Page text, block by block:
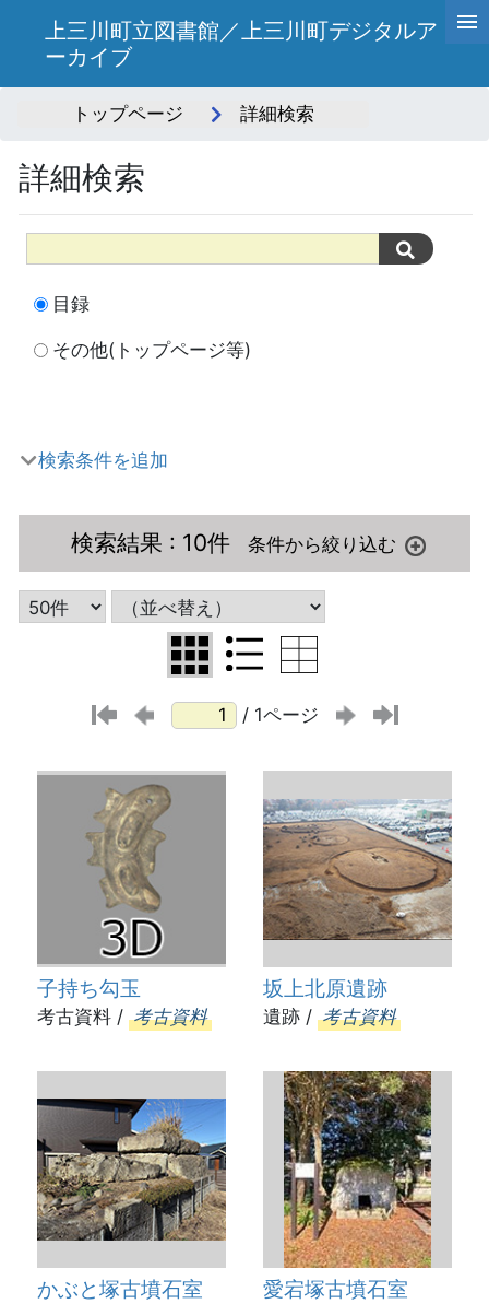
上三川町立図書館／上三川町デジタルア
ーカイブ
トップページ 詳細検索
詳細検索
目録
その他(トップページ等)
検索条件を追加
検索結果 : 10件
/ 1ページ
子持ち勾玉
考古資料 / 考古資料
坂上北原遺跡
遺跡 / 考古資料
かぶと塚古墳石室 愛宕塚古墳石室